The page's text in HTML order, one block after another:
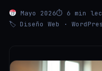
Mayo 2026⏱ 6 min
🏷 Diseño Web ·